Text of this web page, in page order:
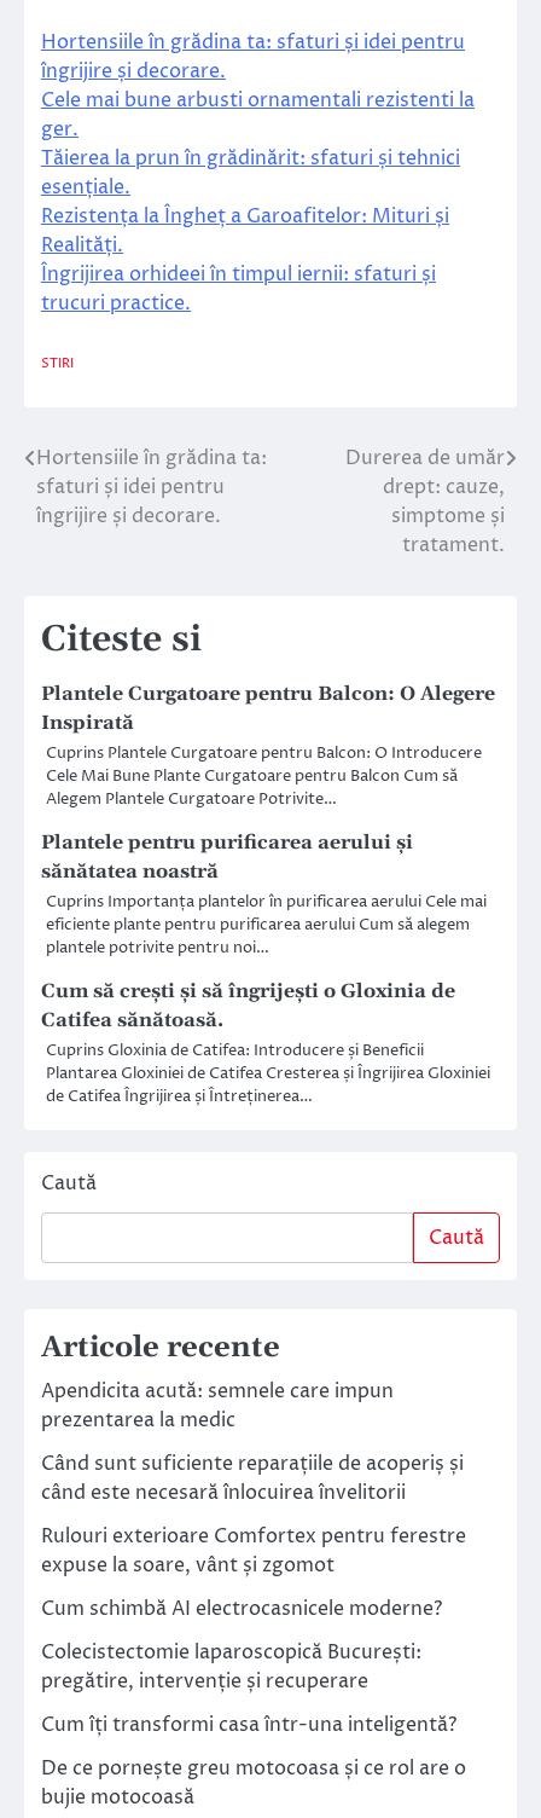
Hortensiile în grădina ta: sfaturi și idei pentru
îngrijire și decorare.
Cele mai bune arbusti ornamentali rezistenti la
ger.
Tăierea la prun în grădinărit: sfaturi și tehnici
esențiale.
Rezistența la Îngheț a Garoafitelor: Mituri și
Realități.
Îngrijirea orhideei în timpul iernii: sfaturi și
trucuri practice.
STIRI
Navigare
în
Hortensiile în grădina ta:
sfaturi și idei pentru
îngrijire și decorare.
Durerea de umăr
drept: cauze,
simptome și
tratament.
Citeste si
Plantele Curgatoare pentru Balcon: O Alegere
Inspirată
Cuprins Plantele Curgatoare pentru Balcon: O Introducere
Cele Mai Bune Plante Curgatoare pentru Balcon Cum să
Alegem Plantele Curgatoare Potrivite…
Plantele pentru purificarea aerului și
sănătatea noastră
Cuprins Importanța plantelor în purificarea aerului Cele mai
eficiente plante pentru purificarea aerului Cum să alegem
plantele potrivite pentru noi…
Cum să crești și să îngrijești o Gloxinia de
Catifea sănătoasă.
Cuprins Gloxinia de Catifea: Introducere și Beneficii
Plantarea Gloxiniei de Catifea Cresterea și Îngrijirea Gloxiniei
de Catifea Îngrijirea și Întreținerea…
Caută
Caută
Articole recente
Apendicita acută: semnele care impun
prezentarea la medic
Când sunt suficiente reparațiile de acoperiș și
când este necesară înlocuirea învelitorii
Rulouri exterioare Comfortex pentru ferestre
expuse la soare, vânt și zgomot
Cum schimbă AI electrocasnicele moderne?
Colecistectomie laparoscopică București:
pregătire, intervenție și recuperare
Cum îți transformi casa într-una inteligentă?
De ce pornește greu motocoasa și ce rol are o
bujie motocoasă